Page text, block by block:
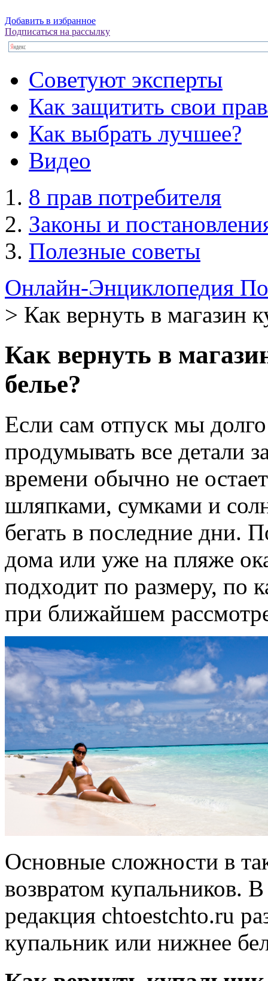
Добавить в избранное
Подписаться на рассылку
Советуют эксперты
Как защитить свои
Как выбрать лучшее?
Видео
8 прав потребителя
Законы и
Полезные советы
Онлайн-Энциклопедия
> Как вернуть в магазин
Как вернуть в
белье?
Если сам отпуск мы
продумывать все детали
времени обычно не
шляпками, сумками и
бегать в последние дни.
дома или уже на пляже
подходит по размеру, по
при ближайшем
Основные сложности в
возвратом купальников.
редакция chtoestchto.ru
купальник или нижнее